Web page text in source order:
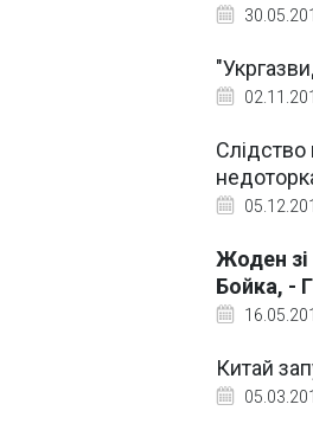
Слідство
Жоден зі
Бойка, -
Китай